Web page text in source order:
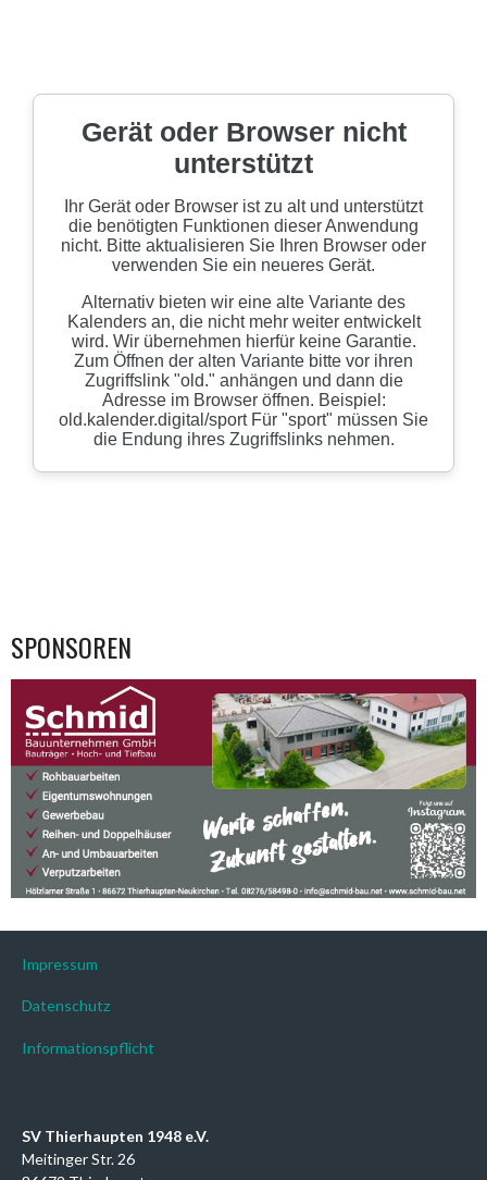
SPONSOREN
Impressum
Datenschutz
Informationspflicht
SV Thierhaupten 1948 e.V.
Meitinger Str. 26